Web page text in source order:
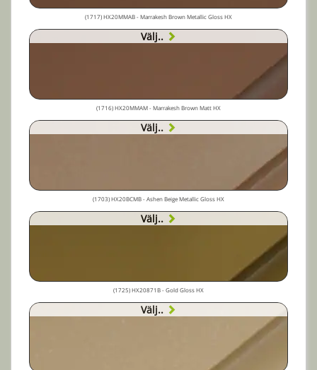
(1717) HX20MMAB - Marrakesh Brown Metallic Gloss HX
Välj..
(1716) HX20MMAM - Marrakesh Brown Matt HX
Välj..
(1703) HX20BCMB - Ashen Beige Metallic Gloss HX
Välj..
(1725) HX20871B - Gold Gloss HX
Välj..